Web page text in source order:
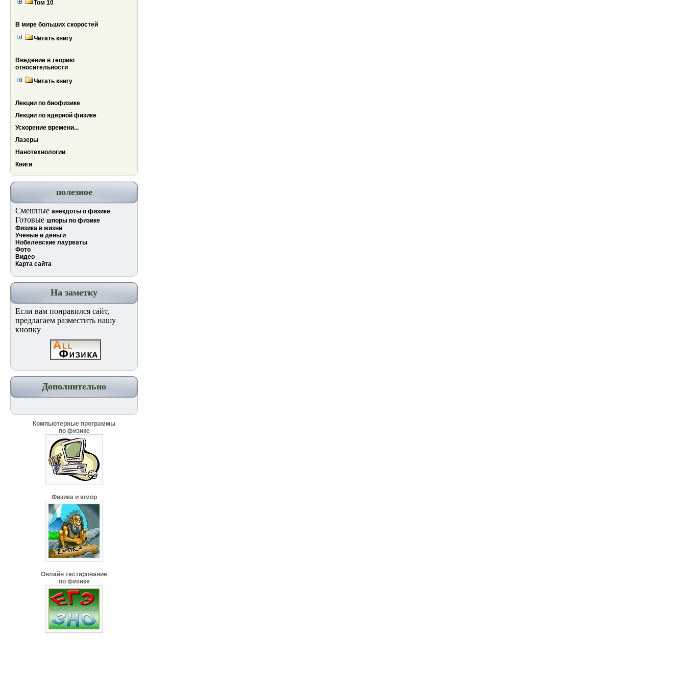
Том 10
В мире больших скоростей
Читать книгу
Введение в теорию
относительности
Читать книгу
Лекции по биофизике
Лекции по ядерной физике
Ускорение времени...
Лазеры
Нанотехнологии
Книги
полезное
Смешные анекдоты о физике
Готовые шпоры по физике
Физика в жизни
Ученые и деньги
Нобелевские лауреаты
Фото
Видео
Карта сайта
На заметку
Если вам понравился сайт,
предлагаем разместить нашу
кнопку
Дополнительно
Компьютерные программы
по физике
Физика и юмор
Онлайн тестирование
по физике